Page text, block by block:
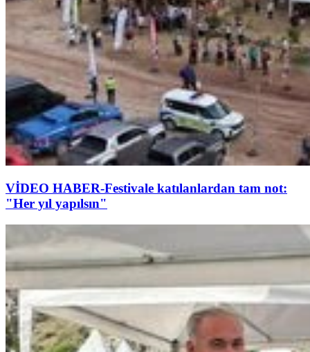
VİDEO HABER-Festivale katılanlardan tam not:
"Her yıl yapılsın"